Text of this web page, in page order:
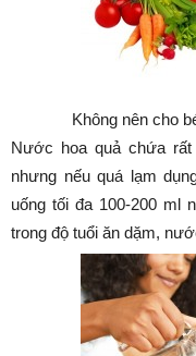
Không nên cho
Nước hoa quả chứa rất
nhưng nếu quá lạm
uống tối đa 100-200 ml
trong độ tuổi ăn dặm,